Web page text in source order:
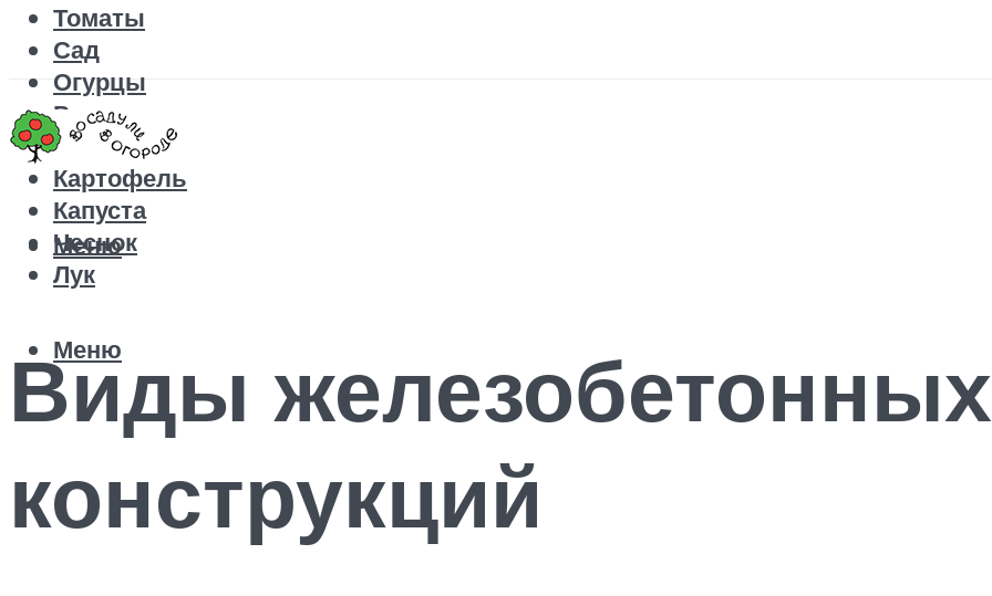
Томаты
Сад
Огурцы
Рецепты
Перец
Картофель
Капуста
Чеснок
Лук
Меню
Меню
Виды железобетонных
конструкций